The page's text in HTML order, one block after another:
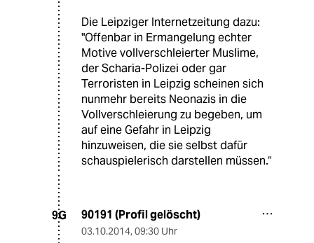
Die Leipziger Internetzeitung dazu:
"Offenbar in Ermangelung echter
Motive vollverschleierter Muslime,
der Scharia-Polizei oder gar
Terroristen in Leipzig scheinen sich
nunmehr bereits Neonazis in die
Vollverschleierung zu begeben, um
auf eine Gefahr in Leipzig
hinzuweisen, die sie selbst dafür
schauspielerisch darstellen müssen.“
9G 90191 (Profil gelöscht)
03.10.2014, 09:30 Uhr